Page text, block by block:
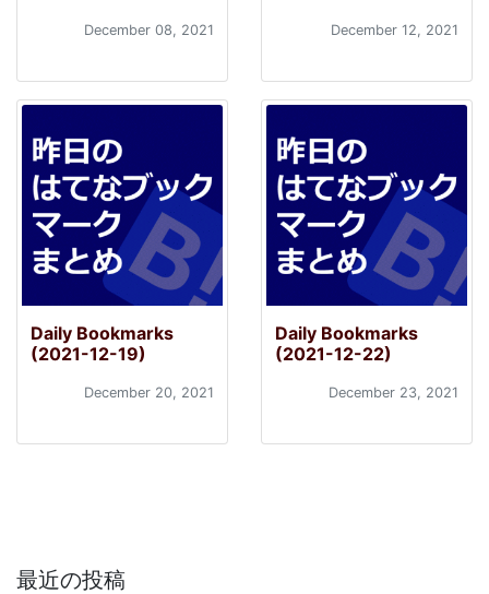
December 08, 2021 December 12, 2021
Daily Bookmarks
(2021-12-19)
December 20, 2021
Daily Bookmarks
(2021-12-22)
December 23, 2021
最近の投稿